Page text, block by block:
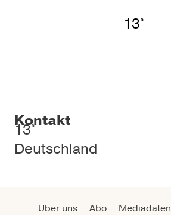
13°
Kontakt
13°
Deutschland
Über uns Abo Mediadaten